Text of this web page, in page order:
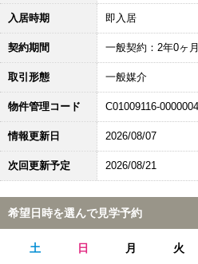
入居時期 即入居
契約期間 一般契約：2年0ヶ
取引形態 一般媒介
物件管理コード C01009116-
情報更新日 2026/08/07
次回更新予定 2026/08/21
希望日時を選んで見学予約
土 日 月 火